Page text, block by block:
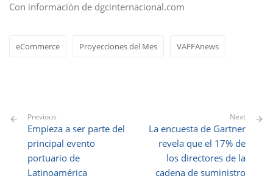
Con información de dgcinternacional.com
eCommerce Proyecciones del Mes VAFFAnews
Previous
Empieza a ser parte del
principal evento
portuario de
Latinoamérica
Next
La encuesta de Gartner
revela que el 17% de
los directores de la
cadena de suministro